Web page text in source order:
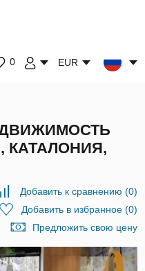
0 EUR
КАТАЛОНИЯ,
Добавить к сравнению (0)
Добавить в избранное(0)
Предложить свою цену